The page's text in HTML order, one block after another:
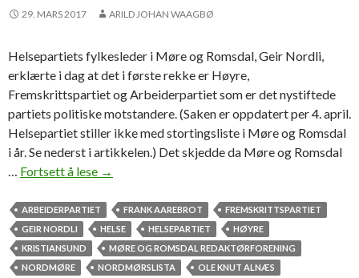
29. MARS 2017 ARILD JOHAN WAAGBØ
Helsepartiets fylkesleder i Møre og Romsdal, Geir Nordli,
erklærte i dag at det i første rekke er Høyre,
Fremskrittspartiet og Arbeiderpartiet som er det nystiftede
partiets politiske motstandere. (Saken er oppdatert per 4. april.
Helsepartiet stiller ikke med stortingsliste i Møre og Romsdal
i år. Se nederst i artikkelen.) Det skjedde da Møre og Romsdal
… Fortsett å lese –
i
K
r
→
ARBEIDERPARTIET FRANK AAREBROT
FREMSKRITTSPARTIET
GEIR NORDLI
HELSE HELSEPARTIET
HØYRE
KRISTIANSUND
MØRE OG ROMSDAL REDAKTØRFORENING
NORDMØRE
NORDMØRSLISTA
OLE KNUT ALNÆS